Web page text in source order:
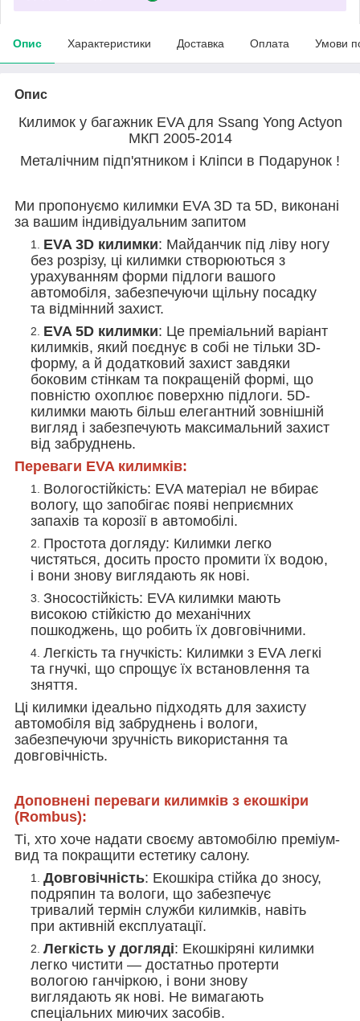
Опис Характеристики Доставка Оплата Умови
Опис
Килимок у багажник EVA для Ssang Yong Actyon
МКП 2005-2014
Металічним підп'ятником і Кліпси в Подарунок !
Ми пропонуємо килимки EVA 3D та 5D, виконані
за вашим індивідуальним запитом
EVA 3D килимки: Майданчик під ліву ногу
без розрізу, ці килимки створюються з
урахуванням форми підлоги вашого
автомобіля, забезпечуючи щільну посадку
та відмінний захист.
EVA 5D килимки: Це преміальний варіант
килимків, який поєднує в собі не тільки 3D-
форму, а й додатковий захист завдяки
боковим стінкам та покращеній формі, що
повністю охоплює поверхню підлоги. 5D-
килимки мають більш елегантний зовнішній
вигляд і забезпечують максимальний захист
від забруднень.
Переваги EVA килимків:
Вологостійкість: EVA матеріал не вбирає
вологу, що запобігає появі неприємних
запахів та корозії в автомобілі.
Простота догляду: Килимки легко
чистяться, досить просто промити їх водою,
і вони знову виглядають як нові.
Зносостійкість: EVA килимки мають
високою стійкістю до механічних
пошкоджень, що робить їх довговічними.
Легкість та гнучкість: Килимки з EVA легкі
та гнучкі, що спрощує їх встановлення та
зняття.
Ці килимки ідеально підходять для захисту
автомобіля від забруднень і вологи,
забезпечуючи зручність використання та
довговічність.
Доповнені переваги килимків з екошкіри
(Rombus):
Ті, хто хоче надати своєму автомобілю преміум-
вид та покращити естетику салону.
Довговічність: Екошкіра стійка до зносу,
подряпин та вологи, що забезпечує
тривалий термін служби килимків, навіть
при активній експлуатації.
Легкість у догляді: Екошкіряні килимки
легко чистити — достатньо протерти
вологою ганчіркою, і вони знову
виглядають як нові. Не вимагають
спеціальних миючих засобів.